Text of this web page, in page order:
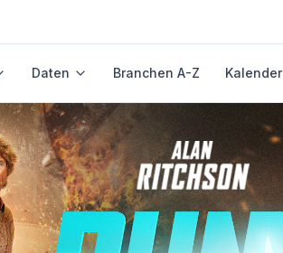
Daten Branchen A-Z Kalender